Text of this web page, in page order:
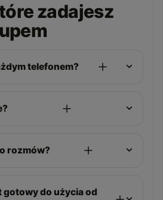
zadajesz
telefonem?
rozmów?
do użycia od